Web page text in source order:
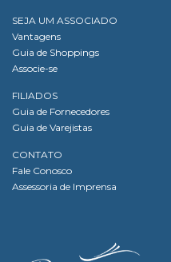
SEJA UM ASSOCIADO
Vantagens
Guia de Shoppings
Associe-se
FILIADOS
Guia de Fornecedores
Guia de Varejistas
CONTATO
Fale Conosco
Assessoria de Imprensa